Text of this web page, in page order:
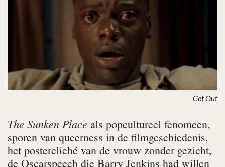
Get Out
The Sunken Place als popcultureel fenomeen,
sporen van queerness in de filmgeschiedenis,
het postercliché van de vrouw zonder gezicht,
de Oscarspeech die Barry Jenkins had willen